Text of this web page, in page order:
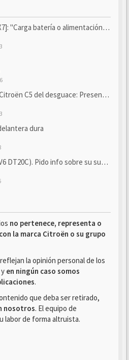
"Carga batería o alimentación eléctri...
C5 del desguace: Presentación y seguimiento
dura
DT20C). Pido info sobre su sustitución
no pertenece, representa o
la marca Citroën o su grupo
la opinión personal de los
en ningún caso somos
.
que deba ser retirado,
nosotros. El equipo de
labor de forma altruista.